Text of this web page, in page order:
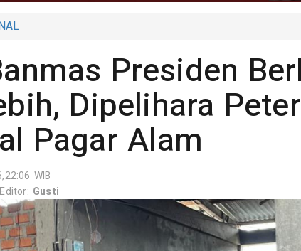
Presiden
Dipelihara
Pagar Alam
WIB
Editor: Gusti